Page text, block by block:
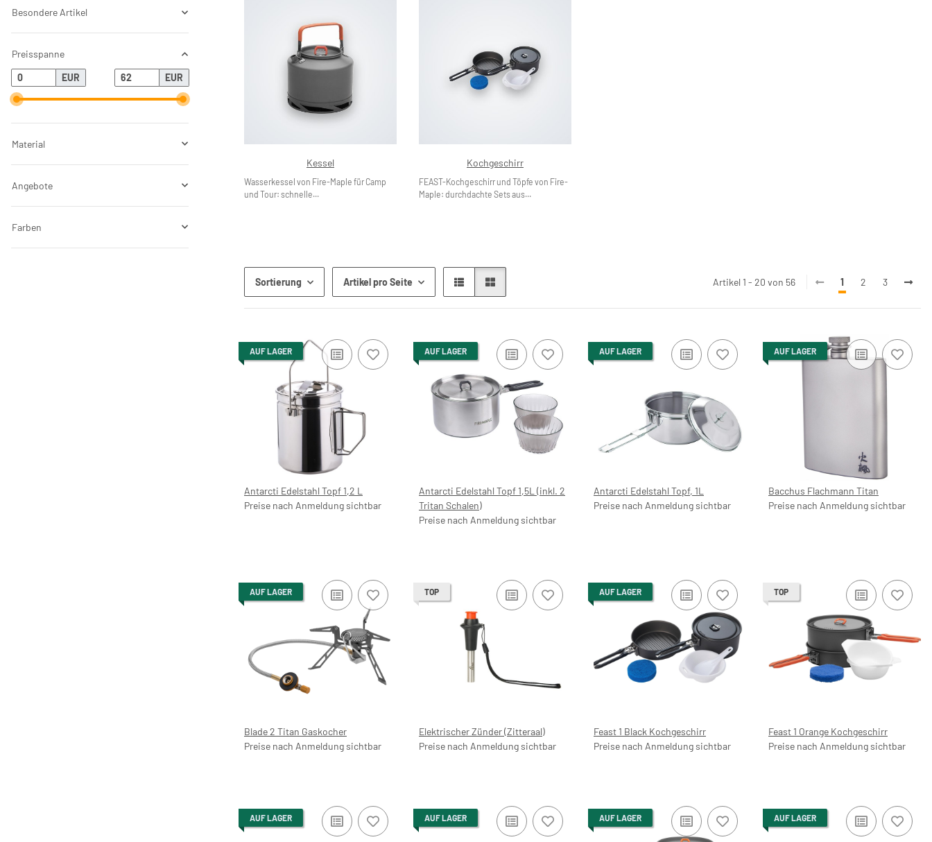
Kessel
Wasserkessel von Fire-Maple für Camp
und Tour: schnelle...
Kochgeschirr
FEAST-Kochgeschirr und Töpfe von Fire-
Maple: durchdachte Sets aus...
Sortierung Artikel pro Seite Artikel 1 - 20 von 56 1 2 3
AUF LAGER
Antarcti Edelstahl Topf 1,2 L
Preise nach Anmeldung sichtbar
AUF LAGER
Antarcti Edelstahl Topf 1,5L (inkl. 2
Tritan Schalen)
Preise nach Anmeldung sichtbar
AUF LAGER
Antarcti Edelstahl Topf, 1L
Preise nach Anmeldung sichtbar
AUF LAGER
Bacchus Flachmann Titan
Preise nach Anmeldung sichtbar
AUF LAGER
Blade 2 Titan Gaskocher
Preise nach Anmeldung sichtbar
TOP
Elektrischer Zünder (Zitteraal)
Preise nach Anmeldung sichtbar
AUF LAGER
Feast 1 Black Kochgeschirr
Preise nach Anmeldung sichtbar
TOP
Feast 1 Orange Kochgeschirr
Preise nach Anmeldung sichtbar
AUF LAGER AUF LAGER AUF LAGER AUF LAGER
Besondere Artikel
Preisspanne
EUR EUR
Material
Angebote
Farben